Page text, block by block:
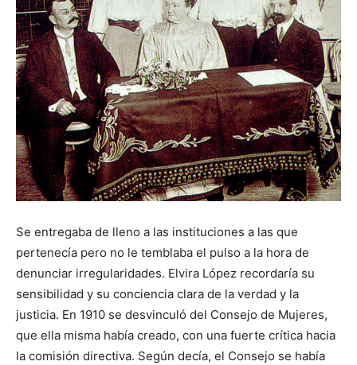
Se entregaba de lleno a las instituciones a las que
pertenecía pero no le temblaba el pulso a la hora de
denunciar irregularidades. Elvira López recordaría su
sensibilidad y su conciencia clara de la verdad y la
justicia. En 1910 se desvinculó del Consejo de Mujeres,
que ella misma había creado, con una fuerte crítica hacia
la comisión directiva. Según decía, el Consejo se había